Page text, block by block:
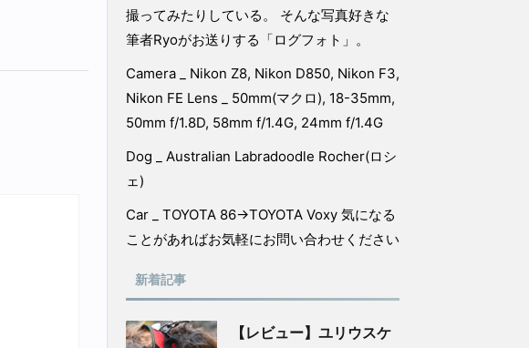
撮ってみたりしている。 そんな写真好きな
筆者Ryoがお送りする「ログフォト」。
Camera _ Nikon Z8, Nikon D850, Nikon F3,
Nikon FE Lens _ 50mm(マクロ), 18-35mm,
50mm f/1.8D, 58mm f/1.4G, 24mm f/1.4G
Dog _ Australian Labradoodle Rocher(ロシ
ェ)
Car _ TOYOTA 86→TOYOTA Voxy 気になる
ことがあればお気軽にお問い合わせください
新着記事
【レビュー】ユリウスケ